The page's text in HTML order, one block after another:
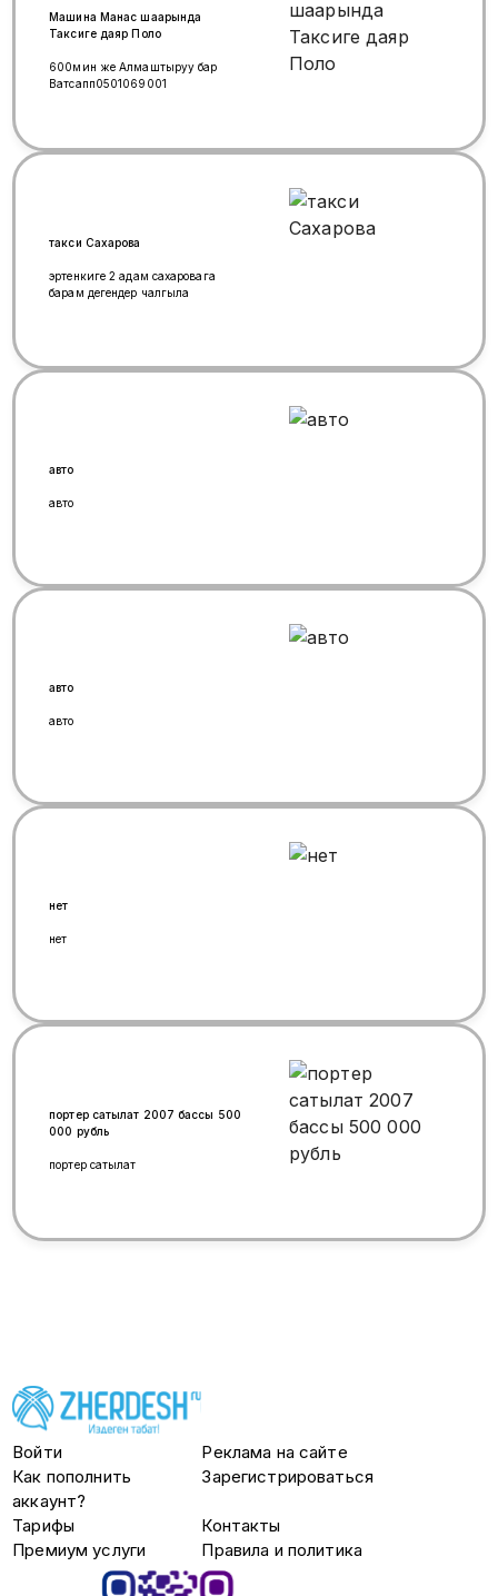
Машина Манас шаарында
Таксиге даяр Поло
600мин же Алмаштыруу бар
Ватсапп0501069001
такси Сахарова
эртенкиге 2 адам сахаровага
барам дегендер чалгыла
авто
авто
авто
авто
нет
нет
портер сатылат 2007 бассы 500
000 рубль
портер сатылат
Войти
Реклама на сайте
Как пополнить
аккаунт?
Зарегистрироваться
Тарифы
Контакты
Премиум услуги
Правила и политика